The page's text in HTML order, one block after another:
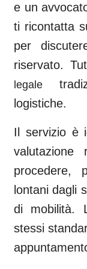
e un
ti ricontatta
per
riservato.
legale
logistiche.
Il servizio è
procedere,
lontani dagli
di mobilità.
stessi